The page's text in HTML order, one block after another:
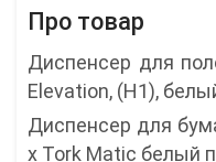
Про товар
Диспенсер для
Elevation, (H1),
Диспенсер для
х Tork Matic белый